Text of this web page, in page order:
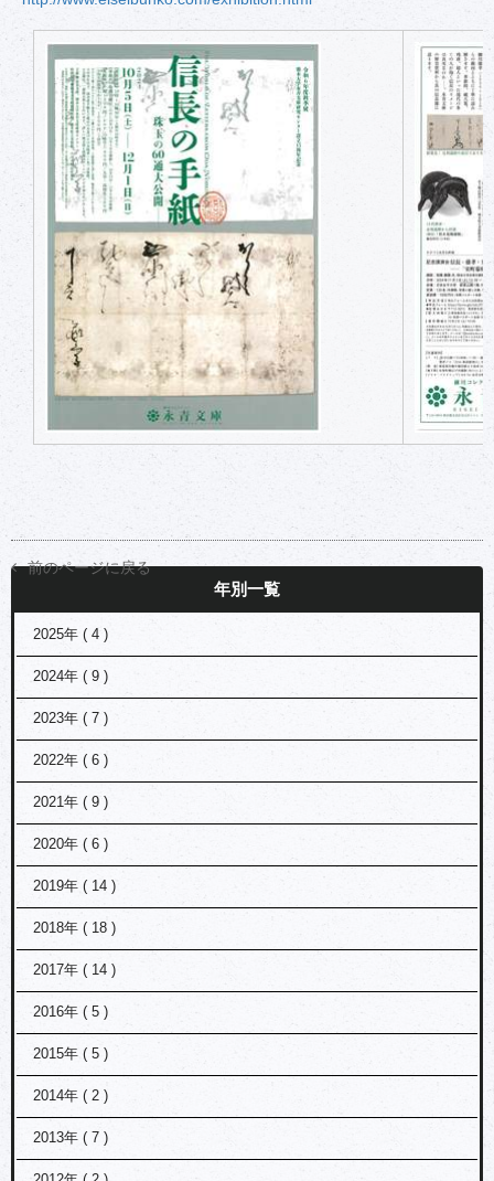
前のページに戻る
年別一覧
2025年 ( 4 )
2024年 ( 9 )
2023年 ( 7 )
2022年 ( 6 )
2021年 ( 9 )
2020年 ( 6 )
2019年 ( 14 )
2018年 ( 18 )
2017年 ( 14 )
2016年 ( 5 )
2015年 ( 5 )
2014年 ( 2 )
2013年 ( 7 )